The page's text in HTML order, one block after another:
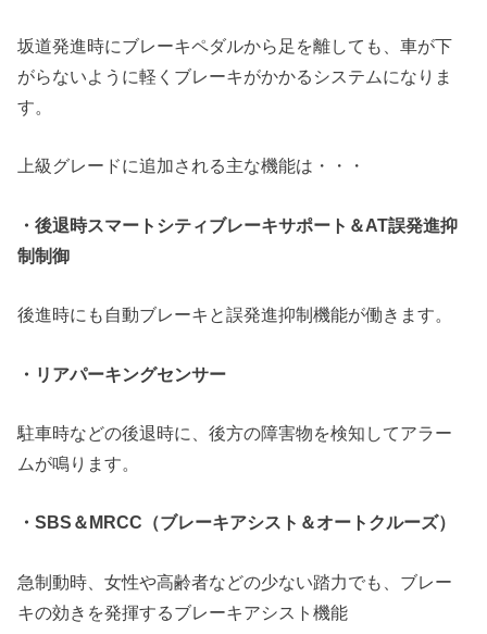
坂道発進時にブレーキペダルから足を離しても、車が下
がらないように軽くブレーキがかかるシステムになりま
す。
上級グレードに追加される主な機能は・・・
・後退時スマートシティブレーキサポート＆AT誤発進抑
制制御
後進時にも自動ブレーキと誤発進抑制機能が働きます。
・リアパーキングセンサー
駐車時などの後退時に、後方の障害物を検知してアラー
ムが鳴ります。
・SBS＆MRCC（ブレーキアシスト＆オートクルーズ）
急制動時、女性や高齢者などの少ない踏力でも、ブレー
キの効きを発揮するブレーキアシスト機能